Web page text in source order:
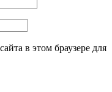
в этом браузере для